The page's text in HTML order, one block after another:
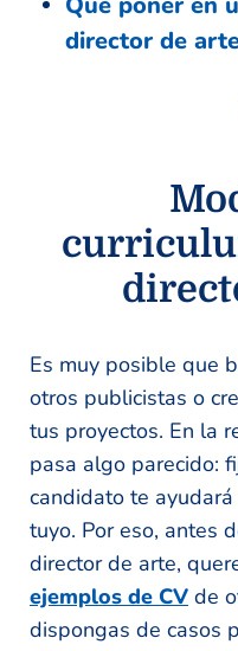
director de
Es muy posible que
otros publicistas o
tus proyectos. En la
pasa algo parecido:
candidato te
tuyo. Por eso, antes
director de arte,
ejemplos de CV de
dispongas de casos